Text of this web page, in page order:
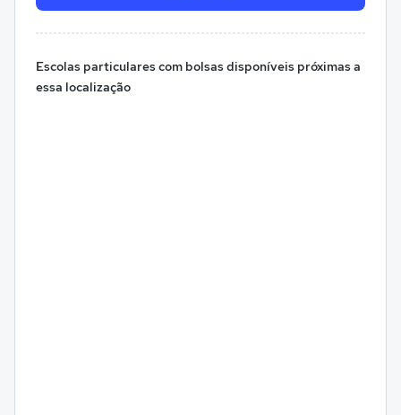
Escolas particulares com bolsas disponíveis próximas a
essa localização